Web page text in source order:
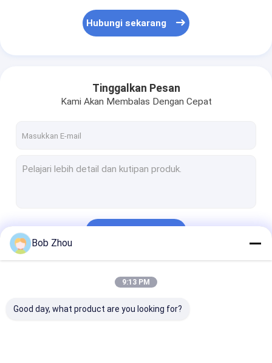
Hubungi sekarang
Tinggalkan Pesan
Kami Akan Membalas Dengan Cepat
Bob Zhou
9:13 PM
Good day, what product are you looking for?